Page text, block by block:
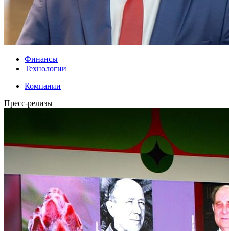
Финансы
Технологии
Компании
Пресс-релизы